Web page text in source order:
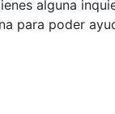
alguna
para poder